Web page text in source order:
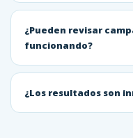
¿Pueden revisar
funcionando?
¿Los resultados son